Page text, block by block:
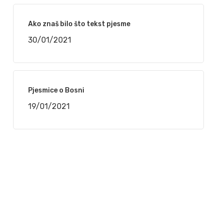
Ako znaš bilo što tekst pjesme
30/01/2021
Pjesmice o Bosni
19/01/2021